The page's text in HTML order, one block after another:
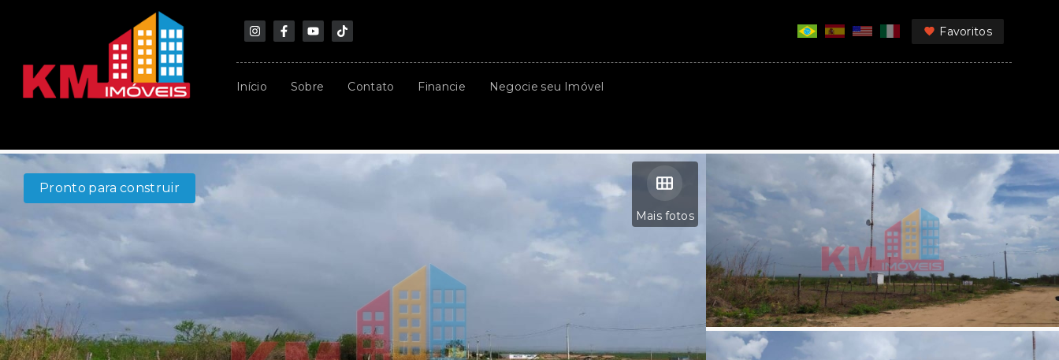
Favoritos
Início Sobre Contato Financie Negocie seu Imóvel
Mais fotos
Pronto para construir